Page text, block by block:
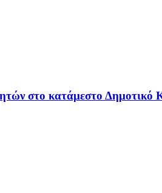
στο κατάμεστο Δημοτικό